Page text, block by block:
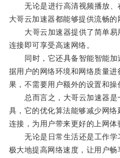
无论是进行高清视频播放、
大哥云加速器都能够提供流畅的
大哥云加速器提供了简单易
连接即可享受高速网络。
同时，它还具备智能智能加
据用户的网络环境和网络质量
果，不需要用户额外的设置和操
总而言之，大哥云加速器是
具，它的优化算法能够减少网
连接，为用户带来更好的上网体
无论是日常生活还是工作学
极大地提高网络速度，让用户畅